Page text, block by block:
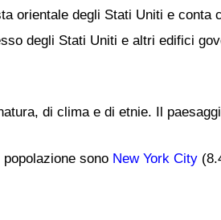
orientale degli Stati Uniti e
degli Stati Uniti e altri edifici
di clima e di etnie. Il
sono New York City